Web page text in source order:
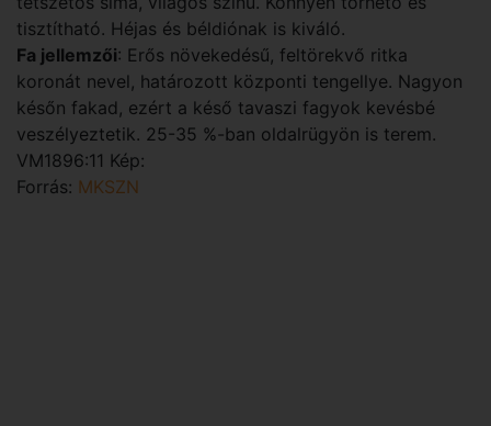
tisztítható. Héjas és béldiónak is kiváló.
Fa jellemzői: Erős növekedésű, feltörekvő ritka
koronát nevel, határozott központi tengellye. Nagyon
későn fakad, ezért a késő tavaszi fagyok kevésbé
veszélyeztetik. 25-35 %-ban oldalrügyön is terem.
VM1896:11 Kép:
Forrás: MKSZN